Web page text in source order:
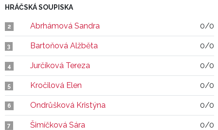
HRÁČSKÁ SOUPISKA
2 Abrhámová Sandra 0/0
3 Bartoňová Alžběta 0/0
4 Jurčíková Tereza 0/0
5 Kročilová Elen 0/0
6 Ondrůšková Kristýna 0/0
7 Šimíčková Sára 0/0